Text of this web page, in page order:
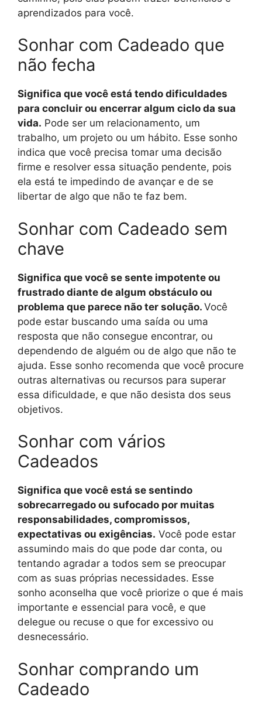
aprendizados para você.
Sonhar com Cadeado que
não fecha
Significa que você está tendo dificuldades
para concluir ou encerrar algum ciclo da sua
vida. Pode ser um relacionamento, um
trabalho, um projeto ou um hábito. Esse sonho
indica que você precisa tomar uma decisão
firme e resolver essa situação pendente, pois
ela está te impedindo de avançar e de se
libertar de algo que não te faz bem.
Sonhar com Cadeado sem
chave
Significa que você se sente impotente ou
frustrado diante de algum obstáculo ou
problema que parece não ter solução. Você
pode estar buscando uma saída ou uma
resposta que não consegue encontrar, ou
dependendo de alguém ou de algo que não te
ajuda. Esse sonho recomenda que você procure
outras alternativas ou recursos para superar
essa dificuldade, e que não desista dos seus
objetivos.
Sonhar com vários
Cadeados
Significa que você está se sentindo
sobrecarregado ou sufocado por muitas
responsabilidades, compromissos,
expectativas ou exigências. Você pode estar
assumindo mais do que pode dar conta, ou
tentando agradar a todos sem se preocupar
com as suas próprias necessidades. Esse
sonho aconselha que você priorize o que é mais
importante e essencial para você, e que
delegue ou recuse o que for excessivo ou
desnecessário.
Sonhar comprando um
Cadeado